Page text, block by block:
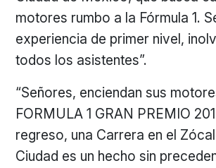
motores rumbo a la Fórmula 1.
experiencia de primer nivel,
todos los asistentes”.
“Señores, enciendan sus
FORMULA 1 GRAN PREMIO
regreso, una Carrera en el
Ciudad es un hecho sin